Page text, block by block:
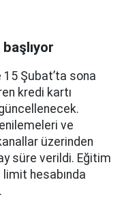
15 Şubat’ta sona
kredi kartı
ve
üzerinden
süre verildi. Eğitim
limit hesabında